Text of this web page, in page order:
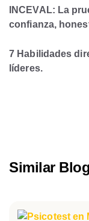
INCEVAL: La
confianza,
7 Habilidades
líderes.
Similar